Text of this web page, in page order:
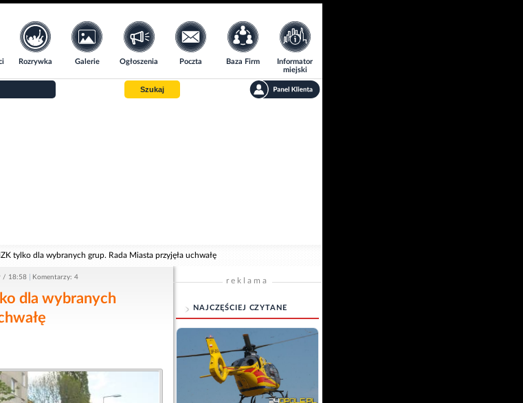
Rozrywka Galerie Ogłoszenia Poczta Baza Firm
Informator
miejski
Szukaj
tylko dla wybranych grup. Rada Miasta przyjęła uchwałę
/ 18:58 Komentarzy: 4
dla wybranych
reklama
NAJCZĘŚCIEJ CZYTANE